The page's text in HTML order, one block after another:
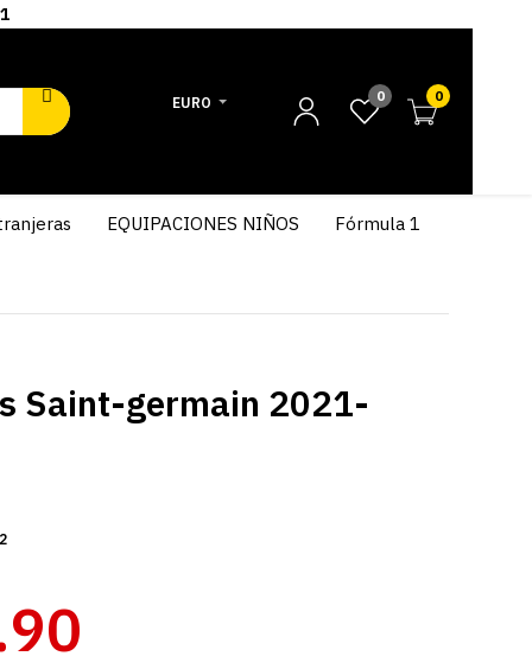
EURO 0 0
EQUIPACIONES NIÑOS Fórmula 1
Saint-germain 2021-